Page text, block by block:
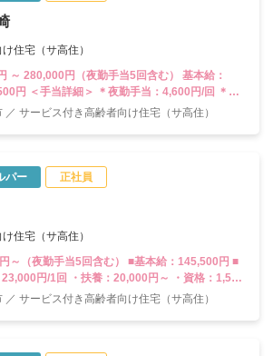
住宅（サ高住）
～ 280,000円（夜勤手当5回含む） 基本給：
円/回 ＊資
介護福祉士：10,000円 ＊扶養手当：20,000円
サービス付き高齢者向け住宅（サ高住）
パー 正社員
住宅（サ高住）
手当5回含む） ■基本給：145,500円 ■
円/1回 ・扶養：20,000円～ ・資格：1,500
円） ・住居：3,000円～ ・皆勤手当：
サービス付き高齢者向け住宅（サ高住）